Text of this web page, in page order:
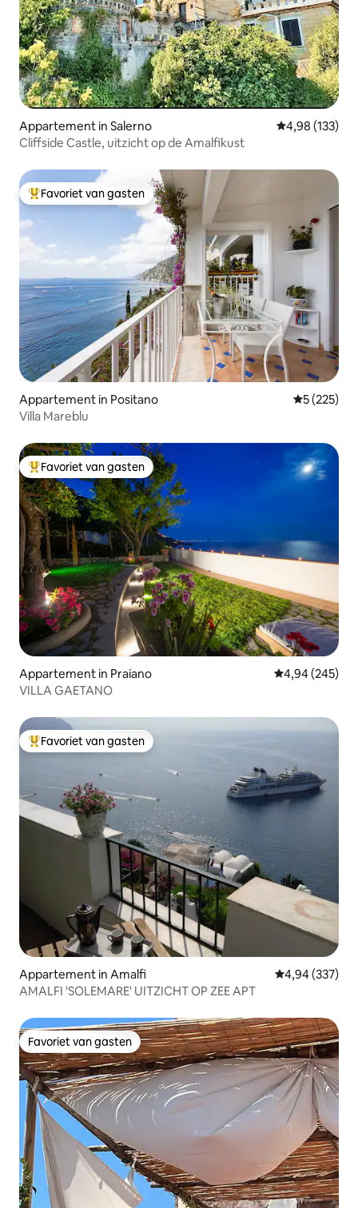
Appartement in Salerno Gemiddelde
4,98 (133)
Cliffside Castle, uitzicht op de Amalfikust
Topfavoriet van gasten
Favoriet van gasten
Appartement in Positano
5 (225)
Villa Mareblu
Topfavoriet van gasten
Favoriet van gasten
Appartement in Praiano Gemiddelde
4,94 (245)
VILLA GAETANO
Topfavoriet van gasten
Favoriet van gasten
Appartement in Amalfi Gemiddelde
4,94 (337)
AMALFI 'SOLEMARE' UITZICHT OP ZEE APT
Favoriet van gasten
Favoriet van gasten